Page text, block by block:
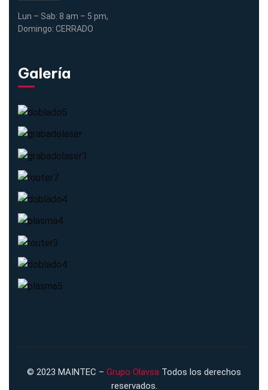
Lun – Sab: 8 am – 5 pm,
Domingo: CERRADO
Galería
© 2023 MAINTEC – Grupo Olavsa Todos los derechos
reservados.